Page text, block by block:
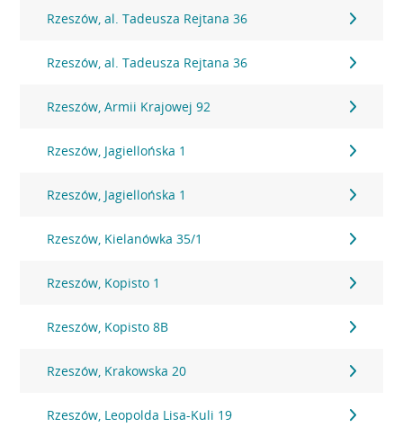
Rzeszów, al. Tadeusza Rejtana 36
Rzeszów, al. Tadeusza Rejtana 36
Rzeszów, Armii Krajowej 92
Rzeszów, Jagiellońska 1
Rzeszów, Jagiellońska 1
Rzeszów, Kielanówka 35/1
Rzeszów, Kopisto 1
Rzeszów, Kopisto 8B
Rzeszów, Krakowska 20
Rzeszów, Leopolda Lisa-Kuli 19